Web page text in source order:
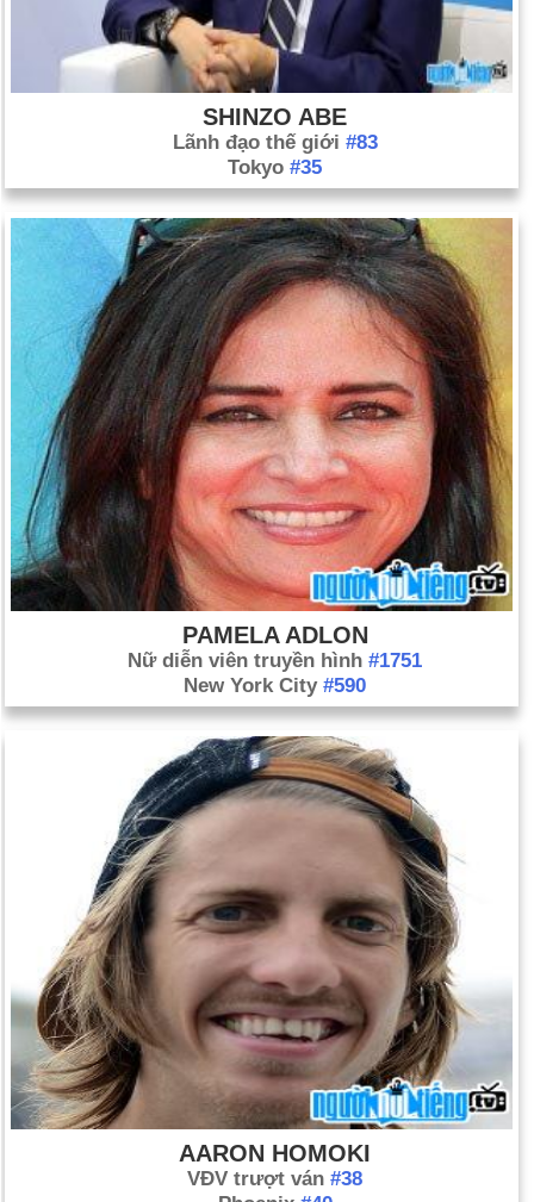
SHINZO ABE
Lãnh đạo thế giới #83
Tokyo #35
PAMELA ADLON
Nữ diễn viên truyền hình #1751
New York City #590
AARON HOMOKI
VĐV trượt ván #38